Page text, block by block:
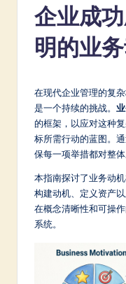
A
m
p
fi
企业成
明的业
在现代企业管理的复
是一个持续的挑战。
的框架，以应对这种
标所需行动的蓝图。
保每一项举措都对整
本指南探讨了业务动
构建动机、定义资产
在概念清晰性和可操
系统。